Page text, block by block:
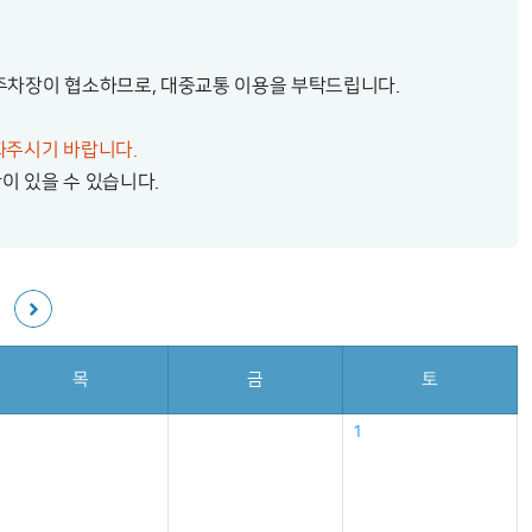
장이 협소하므로, 대중교통 이용을 부탁드립니다.
시기 바랍니다.
있을 수 있습니다.
목 금 토
1